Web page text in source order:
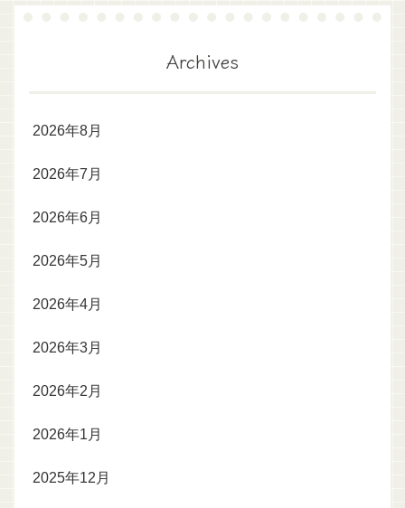
Archives
2026年8月
2026年7月
2026年6月
2026年5月
2026年4月
2026年3月
2026年2月
2026年1月
2025年12月